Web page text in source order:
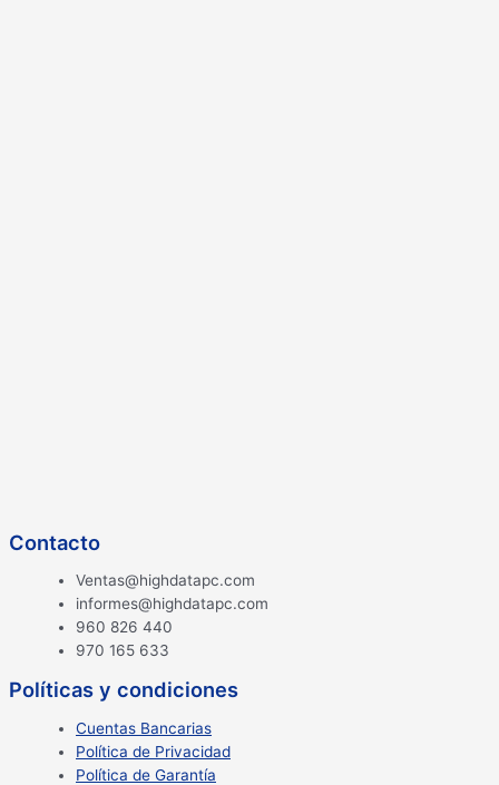
Contacto
Ventas@highdatapc.com
informes@highdatapc.com
960 826 440
970 165 633
Políticas y condiciones
Cuentas Bancarias
Política de Privacidad
Política de Garantía